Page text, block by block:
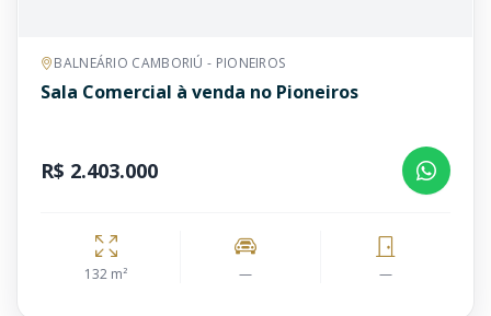
BALNEÁRIO CAMBORIÚ - PIONEIROS
Sala Comercial à venda no Pioneiros
R$ 2.403.000
132 m² — —